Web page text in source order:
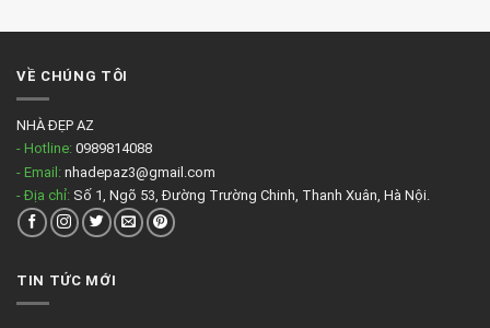
VỀ CHÚNG TÔI
NHÀ ĐẸP AZ
- Hotline: 0989814088
- Email: nhadepaz3@gmail.com
- Địa chỉ: Số 1, Ngõ 53, Đường Trường Chinh, Thanh Xuân, Hà Nội.
TIN TỨC MỚI